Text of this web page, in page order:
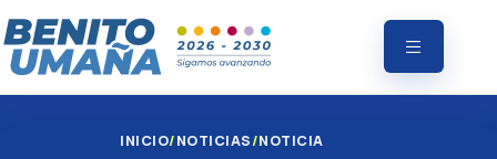
INICIO NOTICIAS NOTICIA